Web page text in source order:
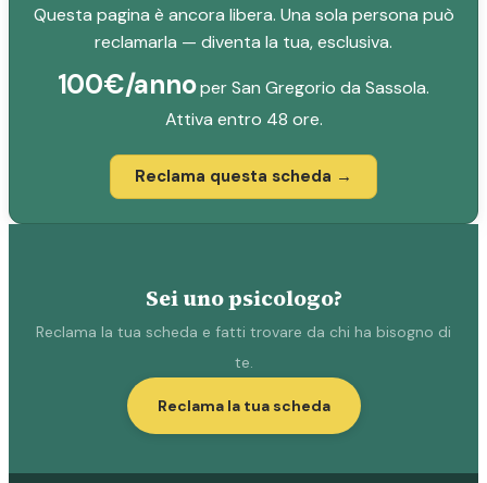
Questa pagina è ancora libera. Una sola persona può
reclamarla — diventa la tua, esclusiva.
100€/annoper San Gregorio da Sassola.
Attiva entro 48 ore.
Reclama questa scheda →
Sei uno psicologo?
Reclama la tua scheda e fatti trovare da chi ha bisogno di
te.
Reclama la tua scheda